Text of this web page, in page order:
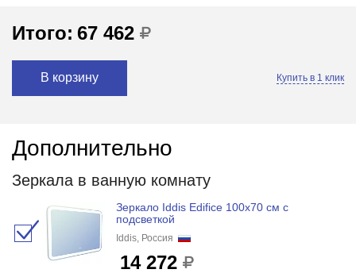
Итого: 67 462
В корзину Купить в 1 клик
Дополнительно
Зеркала в ванную комнату
Зеркало Iddis Edifice 100x70 см с
подсветкой
Iddis, Россия
14 272